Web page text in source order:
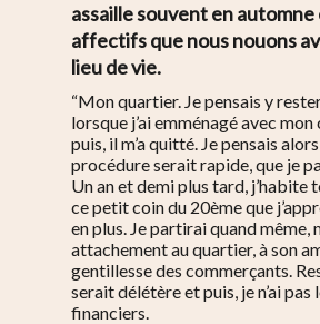
assaille souvent en automne
affectifs que nous nouons
lieu de vie.
“Mon quartier. Je pensais y
lorsque j’ai emménagé avec
puis, il m’a quitté. Je pensais
procédure serait rapide, que je
Un an et demi plus tard, j’habite
ce petit coin du 20ème que
en plus. Je partirai quand même,
attachement au quartier, à son
gentillesse des commerçants.
serait délétère et puis, je n’ai pas
financiers.